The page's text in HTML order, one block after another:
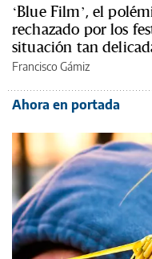
‘Blue Film’, el
rechazado por los
situación tan
Francisco Gámiz
Ahora en portada